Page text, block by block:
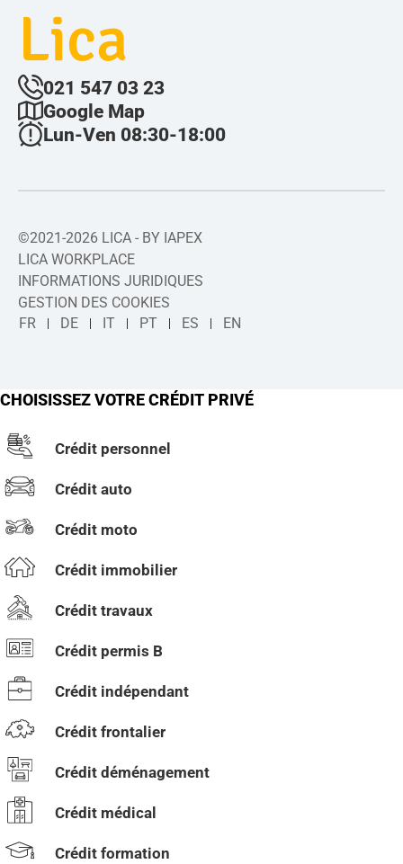
Lica
021 547 03 23
Google Map
Lun-Ven 08:30-18:00
©2021-2026 LICA - BY IAPEX
LICA WORKPLACE
INFORMATIONS JURIDIQUES
GESTION DES COOKIES
FR
DE IT PT ES EN
CHOISISSEZ VOTRE CRÉDIT PRIVÉ
Crédit personnel
Crédit auto
Crédit moto
Crédit immobilier
Crédit travaux
Crédit permis B
Crédit indépendant
Crédit frontalier
Crédit déménagement
Crédit médical
Crédit formation